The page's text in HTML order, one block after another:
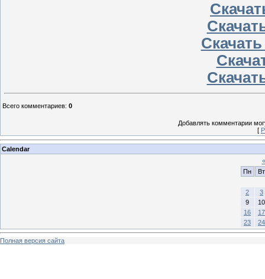
Всего комментариев: 0
Добавлять комментарии
[
Calendar
«
Пн
Вт
2
3
9
10
16
17
23
24
Полная версия сайта